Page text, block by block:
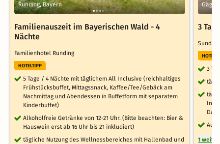
Runding, Bayern
Familienauszeit im Bayerischen Wald - 4
Nächte
Familienhotel Runding
HOTELTIPP
5 Tage / 4 Nächte mit täglichem All Inclusive (reichhaltiges
Frühstücksbuffet, Mittagssnack, Kaffee/Tee/Gebäck am
Nachmittag und Abendessen in Buffetform mit separatem
Kinderbuffet)
Alkoholfreie Getränke von 12-21 Uhr. (Bitte beachten: Bier &
Hauswein erst ab 16 Uhr bis 21 inkludiert)
tägliche Nutzung des Wellnessbereiches mit Hallenbad und
3
3
1